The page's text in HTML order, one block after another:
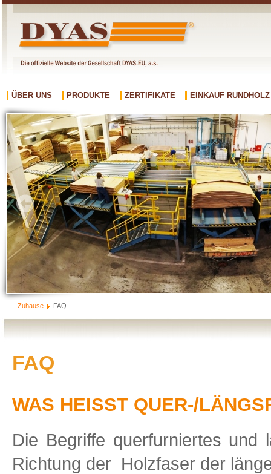
ÜBER UNS PRODUKTE ZERTIFIKATE EINKAUF RUNDHOLZ
Zuhause FAQ
FAQ
WAS HEISST QUER-/
Die Begriffe querfurniertes und
Richtung der Holzfaser der